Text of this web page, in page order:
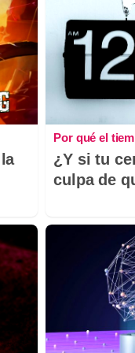
Por qué el
¿Y si tu
culpa de